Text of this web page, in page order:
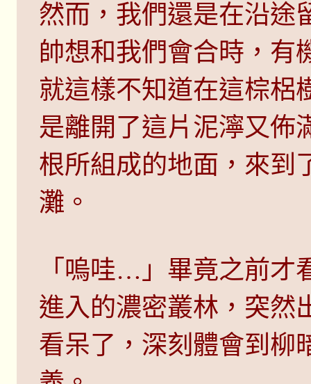
然而，我們還是在沿途
帥想和我們會合時，有
就這樣不知道在這棕梠
是離開了這片泥濘又佈
根所組成的地面，來到
灘。
「嗚哇…」畢竟之前才
進入的濃密叢林，突然
看呆了，深刻體會到柳